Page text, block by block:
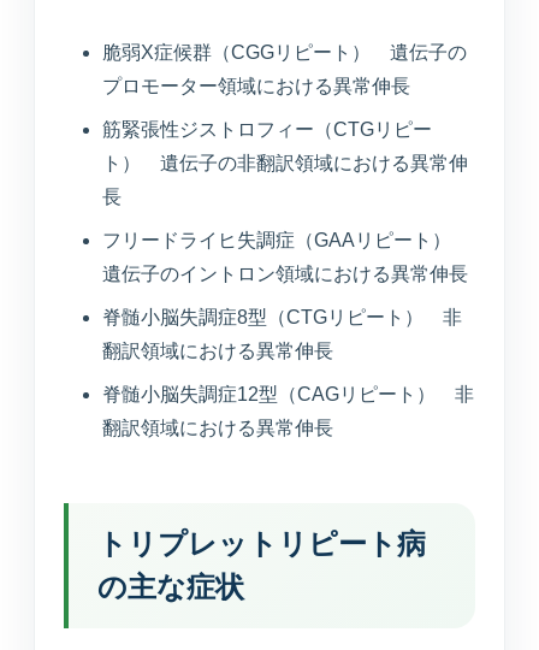
TEL
0234-23-8166
WEB
予約
BEAUTY
美容メニュー
脆弱X症候群（CGGリピート） 遺伝子の
プロモーター領域における異常伸長
筋緊張性ジストロフィー（CTGリピー
ト） 遺伝子の非翻訳領域における異常伸
長
フリードライヒ失調症（GAAリピート）
遺伝子のイントロン領域における異常伸長
脊髄小脳失調症8型（CTGリピート） 非
翻訳領域における異常伸長
脊髄小脳失調症12型（CAGリピート） 非
翻訳領域における異常伸長
トリプレットリピート病
の主な症状